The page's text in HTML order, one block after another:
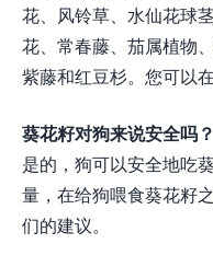
花、风铃草、水仙花球
花、常春藤、茄属植物
紫藤和红豆杉。您可以
葵花籽对狗来说安全吗？
是的，狗可以安全地吃
量，在给狗喂食葵花籽
们的建议。